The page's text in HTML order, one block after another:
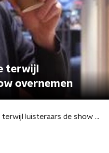
terwijl
overnemen
Timur haalt koffie terwijl luisteraars de show overnemen